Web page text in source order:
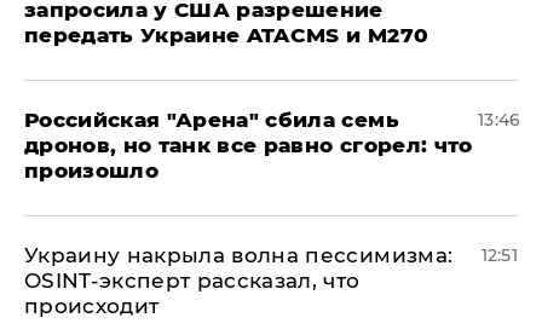
запросила у США разрешение
передать Украине ATACMS и M270
​Российская "Арена" сбила семь
дронов, но танк все равно сгорел: что
произошло
13:46
​Украину накрыла волна пессимизма:
OSINT-эксперт рассказал, что
происходит
12:51